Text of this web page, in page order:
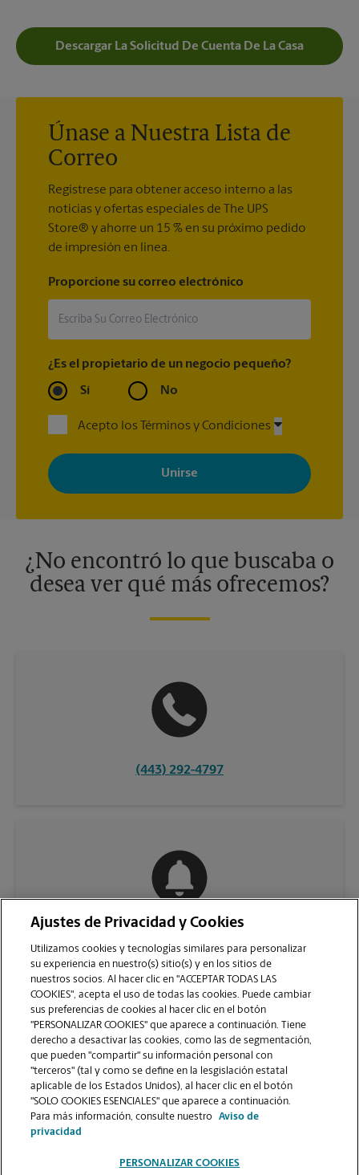
Descargar La Solicitud De Cuenta De La Casa
Únase a Nuestra Lista de
Correo
Regístrese para obtener acceso interno a las
noticias y ofertas especiales de The UPS
Store® y ahorre un 15 % en su próximo pedido
de impresión en línea.
Proporcione su correo electrónico
¿Es el propietario de un negocio pequeño?
Sí No
Acepto los Términos y Condiciones
Al registrarse, acepta recibir correos electrónicos de The UPS
Store con noticias, ofertas especiales, promociones y mensajes
adaptados a sus intereses. Puede darse de baja en cualquier
momento. Para más información, consulte nuestra política de
¿No encontró lo que buscaba o
desea ver qué más ofrecemos?
(443) 292-4797
VER LA PÁGINA DE LA TIENDA
Ajustes de Privacidad y Cookies
Utilizamos cookies y tecnologías similares para personalizar
su experiencia en nuestro(s) sitio(s) y en los sitios de
nuestros socios. Al hacer clic en "ACCEPTAR TODAS LAS
COOKIES", acepta el uso de todas las cookies. Puede cambiar
sus preferencias de cookies al hacer clic en el botón
"PERSONALIZAR COOKIES" que aparece a continuación. Tiene
derecho a desactivar las cookies, como las de segmentación,
que pueden "compartir" su información personal con
"terceros" (tal y como se define en la lesgislación estatal
aplicable de los Estados Unidos), al hacer clic en el botón
"SOLO COOKIES ESENCIALES" que aparece a continuación.
Para más información, consulte nuestro
Aviso de
privacidad
PERSONALIZAR COOKIES